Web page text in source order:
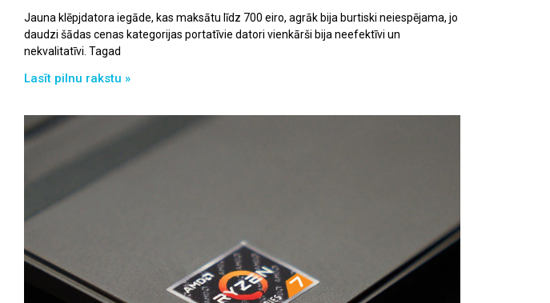
Jauna klēpjdatora iegāde, kas maksātu līdz 700 eiro, agrāk bija burtiski neiespējama, jo
daudzi šādas cenas kategorijas portatīvie datori vienkārši bija neefektīvi un
nekvalitatīvi. Tagad
Lasīt pilnu rakstu »